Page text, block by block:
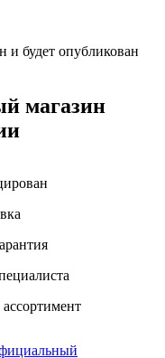
и будет опубликован
магазин